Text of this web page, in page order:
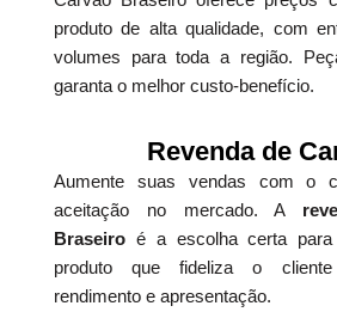
produto de alta qualidade, com
volumes para toda a região.
garanta o melhor custo-benefício.
Revenda de
Aumente suas vendas com o
aceitação no mercado. A
Braseiroé a escolha certa para
produto que fideliza o cliente
rendimento e apresentação.